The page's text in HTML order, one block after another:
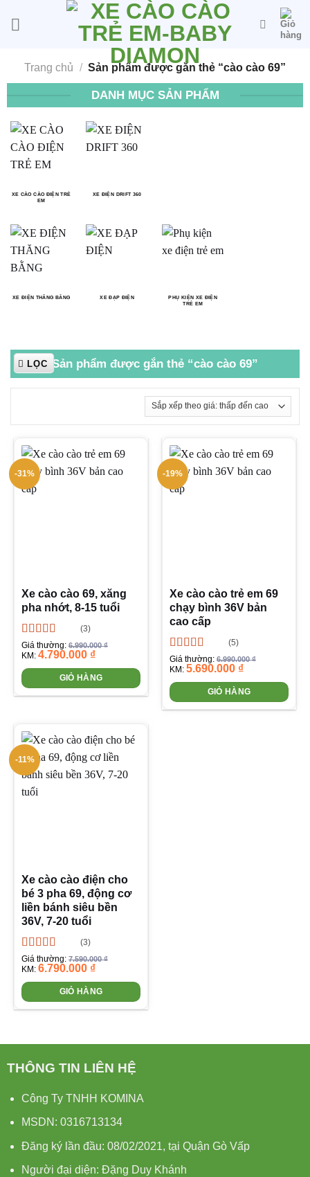
Trang chủ / Sản phẩm được gắn thẻ “cào cào 69”
DANH MỤC SẢN PHẨM
XE CÀO CÀO ĐIỆN TRẺ
EM
XE ĐIỆN DRIFT 360
XE ĐIỆN THĂNG BẰNG XE ĐẠP ĐIỆN
PHỤ KIỆN XE ĐIỆN
TRẺ EM
Sản phẩm được gắn thẻ “cào cào 69”
LỌC
-31%
Xe cào cào 69, xăng
pha nhớt, 8-15 tuổi
Được xếp
hạng4.675
sao
(3)
Giá thường:6.990.000₫
KM: 4.790.000 ₫
GIỎ HÀNG
-19%
Xe cào cào trẻ em 69
chạy bình 36V bản
cao cấp
Được xếp
hạng4.805
sao
(5)
Giá thường:6.990.000₫
KM: 5.690.000 ₫
GIỎ HÀNG
-11%
Xe cào cào điện cho
bé 3 pha 69, động cơ
liền bánh siêu bền
36V, 7-20 tuổi
Được xếp
hạng5.005
sao
(3)
Giá thường:7.590.000₫
KM: 6.790.000 ₫
GIỎ HÀNG
THÔNG TIN LIÊN HỆ
Công Ty TNHH KOMINA
MSDN: 0316713134
Đăng ký lần đầu: 08/02/2021, tại Quận Gò Vấp
Người đại diện: Đặng Duy Khánh